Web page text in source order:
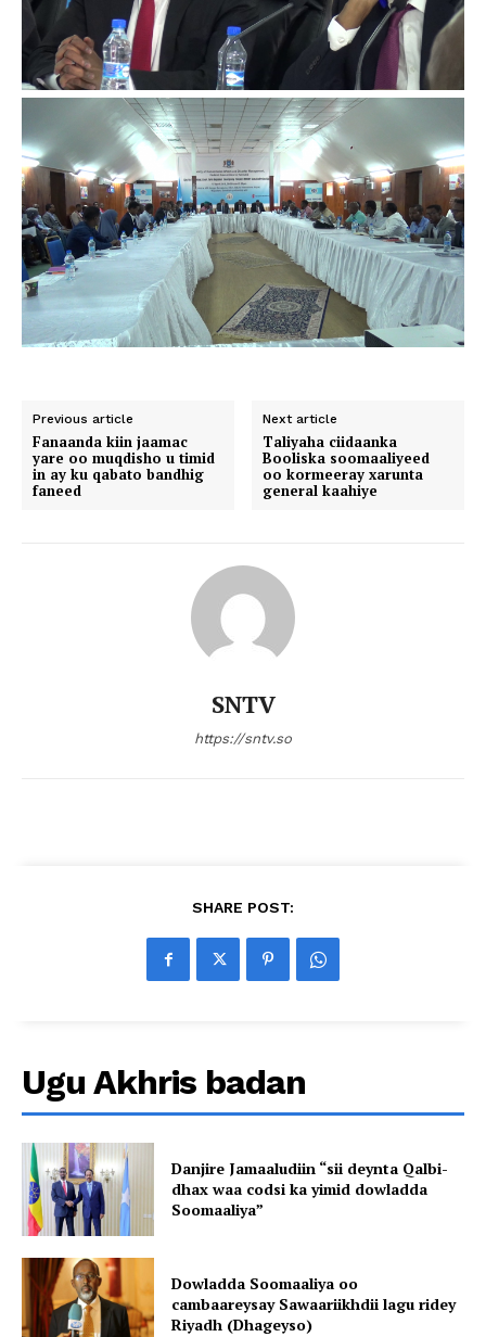
Previous article
Fanaanda kiin jaamac
yare oo muqdisho u timid
in ay ku qabato bandhig
faneed
Next article
Taliyaha ciidaanka
Booliska soomaaliyeed
oo kormeeray xarunta
general kaahiye
SNTV
https://sntv.so
SHARE POST:
Ugu Akhris badan
Danjire Jamaaludiin “sii deynta Qalbi-
dhax waa codsi ka yimid dowladda
Soomaaliya”
Dowladda Soomaaliya oo
cambaareysay Sawaariikhdii lagu ridey
Riyadh (Dhageyso)